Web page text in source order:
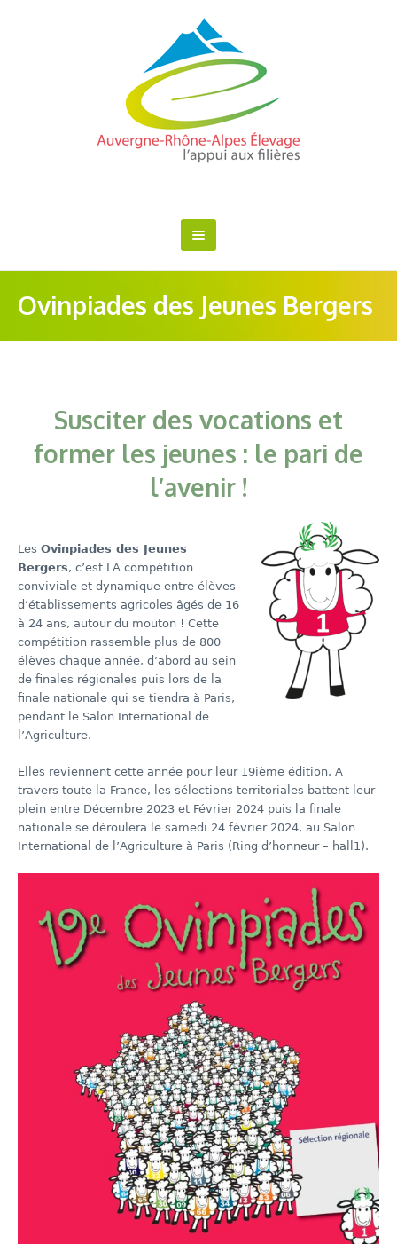
Ovinpiades des Jeunes Bergers
Susciter des vocations et
former les jeunes : le pari de
l’avenir !
LesOvinpiades des Jeunes
Bergers, c’est LA compétition
conviviale et dynamique entre élèves
d’établissements agricoles âgés de 16
à 24 ans, autour du mouton ! Cette
compétition rassemble plus de 800
élèves chaque année, d’abord au sein
de finales régionales puis lors de la
finale nationale qui se tiendra à Paris,
pendant le Salon International de
l’Agriculture.
Elles reviennent cette année pour leur 19ième édition. A
travers toute la France, les sélections territoriales battent leur
plein entre Décembre 2023 et Février 2024 puis la finale
nationale se déroulera le samedi 24 février 2024, au Salon
International de l’Agriculture à Paris (Ring d’honneur – hall1).